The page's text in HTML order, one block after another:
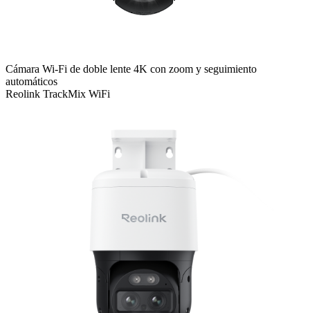
Cámara Wi-Fi de doble lente 4K con zoom y seguimiento
automáticos
Reolink TrackMix WiFi